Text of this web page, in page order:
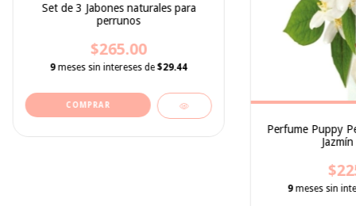
Set de 3 Jabones naturales para
perrunos
$265.00
9 meses sin intereses de$29.44
Perfume Puppy
9 meses sin